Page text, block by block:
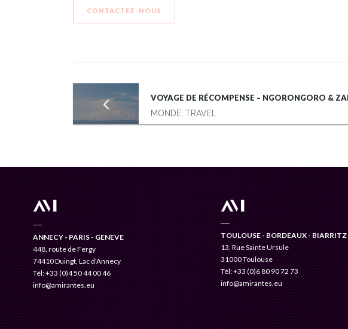
CONTACTEZ-NOUS
VOYAGE DE RÉCOMPENSE – NGORONGORO &
MONDE, TRAVEL
ANNECY - PARIS - GENEVE
448, route de Fergy
74410 Duingt, Lac d'Annecy
Tél: +33 (0)4 50 44 00 46
info@amirantes.eu
TOULOUSE - BORDEAUX - BIARRITZ
13, Rue Sainte Ursule
31000 Toulouse
Tél: +33 (0)6 80 90 72 73
info@amirantes.eu